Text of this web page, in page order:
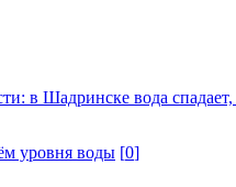
в Шадринске вода
уровня воды [0]